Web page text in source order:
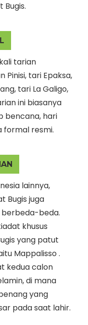
tarian
Pinisi, tari Epaksa,
tari La Galigo,
ini biasanya
bencana, hari
formal resmi.
lainnya,
Bugis juga
berbeda-beda.
khusus
yang patut
Mappalisso .
kedua calon
di mana
yang
pada saat lahir.